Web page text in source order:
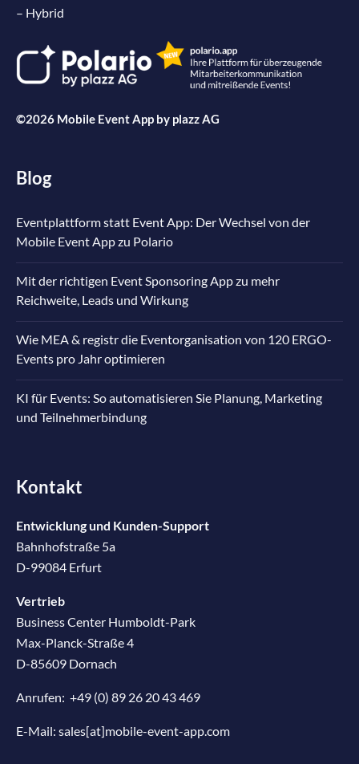
– Hybrid
©2026 Mobile Event App by plazz AG
Blog
Eventplattform statt Event App: Der Wechsel von der
Mobile Event App zu Polario
Mit der richtigen Event Sponsoring App zu mehr
Reichweite, Leads und Wirkung
Wie MEA & registr die Eventorganisation von 120 ERGO-
Events pro Jahr optimieren
KI für Events: So automatisieren Sie Planung, Marketing
und Teilnehmerbindung
Kontakt
Entwicklung und Kunden-Support
Bahnhofstraße 5a
D-99084 Erfurt
Vertrieb
Business Center Humboldt-Park
Max-Planck-Straße 4
D-85609 Dornach
Anrufen: +49 (0) 89 26 20 43 469
E-Mail: sales[at]mobile-event-app.com